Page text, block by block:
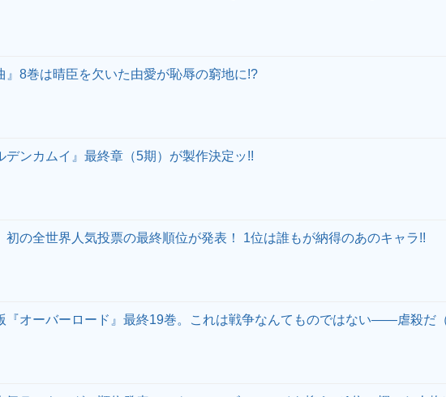
』8巻は晴臣を欠いた由愛が恥辱の窮地に!?
デンカムイ』最終章（5期）が製作決定ッ!!
初の全世界人気投票の最終順位が発表！ 1位は誰もが納得のあのキャラ!!
『オーバーロード』最終19巻。これは戦争なんてものではない――虐殺だ